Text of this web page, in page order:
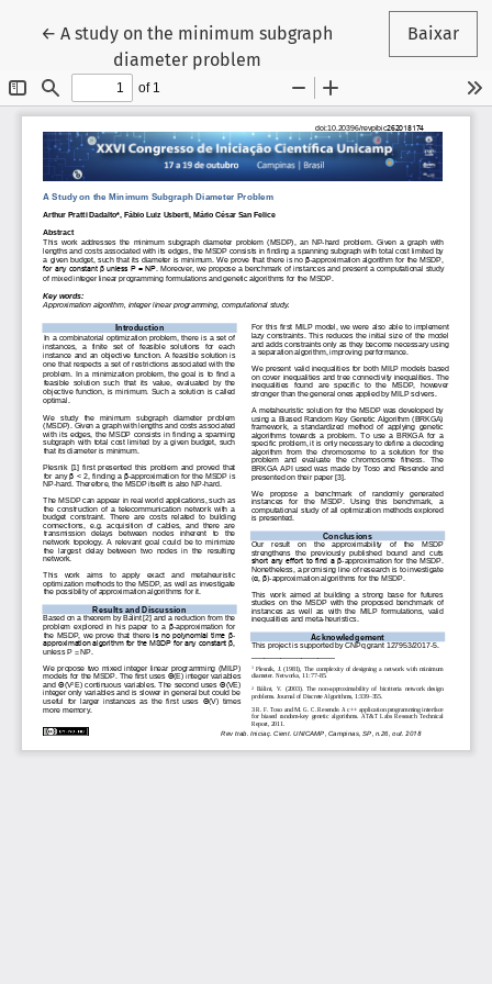
←Voltar aos Detalhes do Artigo
A study on the minimum subgraph
diameter problem
Baixar